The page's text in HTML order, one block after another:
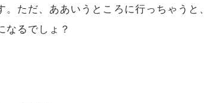
。ただ、ああいうところに行っちゃうと
なるでしょ？